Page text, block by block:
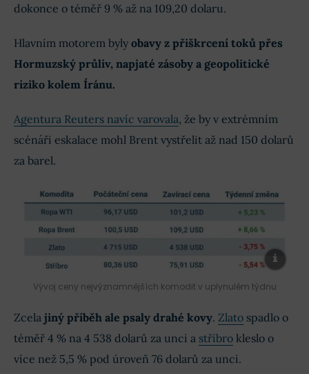
dokonce o téměř 9 % až na 109,20 dolaru.
Hlavním motorem byly obavy z přiškrcení toků přes
Hormuzský průliv, napjaté zásoby a geopolitické
riziko kolem Íránu.
Agentura Reuters navíc varovala, že by v extrémním
scénáři eskalace mohl Brent vystřelit až nad 150 dolarů
za barel.
Vývoj ceny nejvýznamnějších komodit v uplynulém týdnu
Zcela jiný příběh ale psaly drahé kovy. Zlato spadlo o
téměř 4 % na 4 538 dolarů za unci a stříbro kleslo o
více než 5,5 % pod úroveň 76 dolarů za unci.